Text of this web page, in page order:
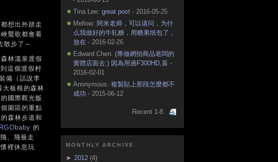
想出外踏走
鶯歌都會看
散步了～
林溫泉渡假
這個渡假村
備（話說李
大板根的森林
國際觀光飯
園區的重點
森林步道和
的
、飛簷走
裡休息玩
Tina Lee: great post - 2016-05-25
Mellow: 阿米老师，可以请问，为什
么我做好的牛轧糖，用糖果纸包了，
放在 - 2016-02-26
Edward Chen: (專做網拍商品老闆的
實體店面去:) 因為用過F300HD,喜 -
2016-02-01
Anonymous: 複製貼上那段怎麼都不
成功 - 2015-06-12
Recent 1-8.
MONTHLY ARCHIVE
► 2012 (4)